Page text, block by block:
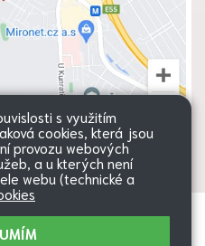
|
Web školy
s využitím
cookies, která jsou
provozu webových
a u kterých není
webu (technické a